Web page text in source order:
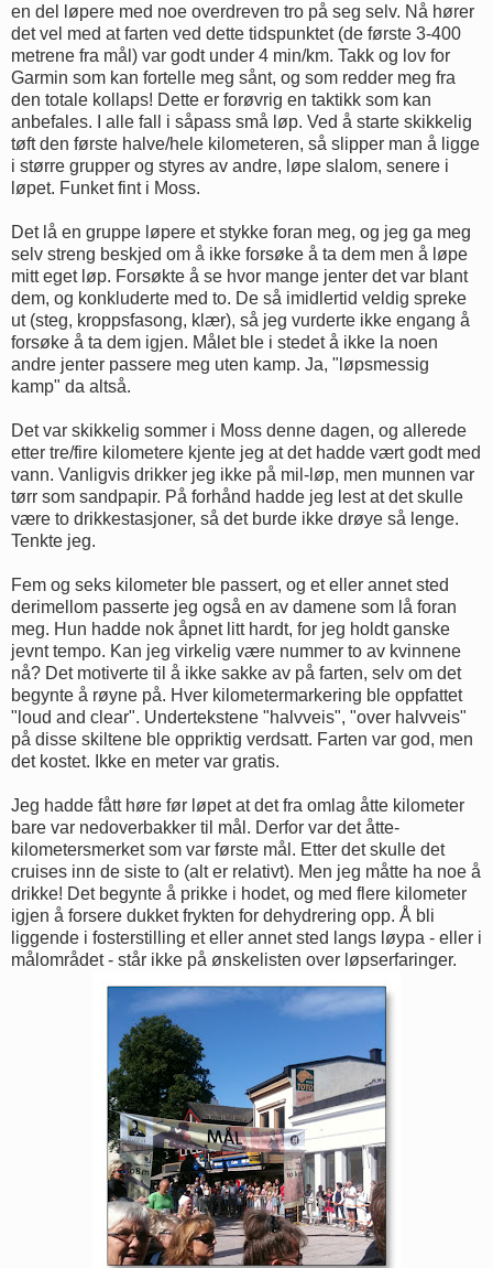
en del løpere med noe overdreven tro på seg selv. Nå hører
det vel med at farten ved dette tidspunktet (de første 3-400
metrene fra mål) var godt under 4 min/km. Takk og lov for
Garmin som kan fortelle meg sånt, og som redder meg fra
den totale kollaps! Dette er forøvrig en taktikk som kan
anbefales. I alle fall i såpass små løp. Ved å starte skikkelig
tøft den første halve/hele kilometeren, så slipper man å ligge
i større grupper og styres av andre, løpe slalom, senere i
løpet. Funket fint i Moss.
Det lå en gruppe løpere et stykke foran meg, og jeg ga meg
selv streng beskjed om å ikke forsøke å ta dem men å løpe
mitt eget løp. Forsøkte å se hvor mange jenter det var blant
dem, og konkluderte med to. De så imidlertid veldig spreke
ut (steg, kroppsfasong, klær), så jeg vurderte ikke engang å
forsøke å ta dem igjen. Målet ble i stedet å ikke la noen
andre jenter passere meg uten kamp. Ja, "løpsmessig
kamp" da altså.
Det var skikkelig sommer i Moss denne dagen, og allerede
etter tre/fire kilometere kjente jeg at det hadde vært godt med
vann. Vanligvis drikker jeg ikke på mil-løp, men munnen var
tørr som sandpapir. På forhånd hadde jeg lest at det skulle
være to drikkestasjoner, så det burde ikke drøye så lenge.
Tenkte jeg.
Fem og seks kilometer ble passert, og et eller annet sted
derimellom passerte jeg også en av damene som lå foran
meg. Hun hadde nok åpnet litt hardt, for jeg holdt ganske
jevnt tempo. Kan jeg virkelig være nummer to av kvinnene
nå? Det motiverte til å ikke sakke av på farten, selv om det
begynte å røyne på. Hver kilometermarkering ble oppfattet
"loud and clear". Undertekstene "halvveis", "over halvveis"
på disse skiltene ble oppriktig verdsatt. Farten var god, men
det kostet. Ikke en meter var gratis.
Jeg hadde fått høre før løpet at det fra omlag åtte kilometer
bare var nedoverbakker til mål. Derfor var det åtte-
kilometersmerket som var første mål. Etter det skulle det
cruises inn de siste to (alt er relativt). Men jeg måtte ha noe å
drikke! Det begynte å prikke i hodet, og med flere kilometer
igjen å forsere dukket frykten for dehydrering opp. Å bli
liggende i fosterstilling et eller annet sted langs løypa - eller i
målområdet - står ikke på ønskelisten over løpserfaringer.